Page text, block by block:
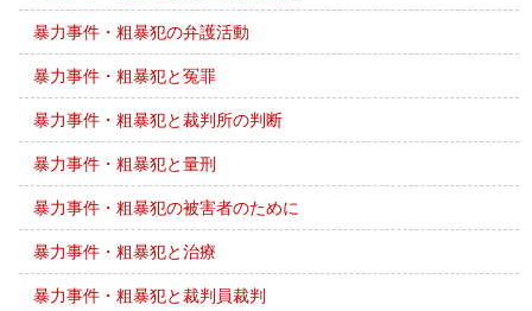
暴力事件・粗暴犯の弁護活動
暴力事件・粗暴犯と冤罪
暴力事件・粗暴犯と裁判所の判断
暴力事件・粗暴犯と量刑
暴力事件・粗暴犯の被害者のために
暴力事件・粗暴犯と治療
暴力事件・粗暴犯と裁判員裁判